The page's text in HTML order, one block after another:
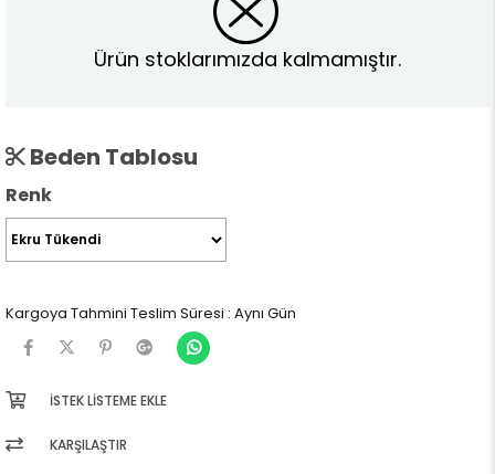
Ürün stoklarımızda kalmamıştır.
Beden Tablosu
Renk
Kargoya Tahmini Teslim Süresi : Aynı Gün
İSTEK LISTEME EKLE
KARŞILAŞTIR